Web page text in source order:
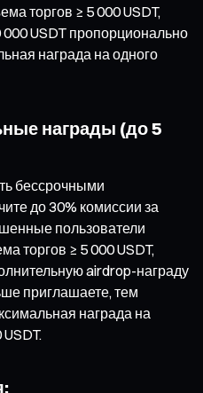
торгов ≥ 5 000 USDT,
USDT пропорционально
награда на одного
награды (до 5
бессрочными
до 30% комиссии за
пользователи
торгов ≥ 5 000 USDT,
airdrop-награду
приглашаете, тем
награда на